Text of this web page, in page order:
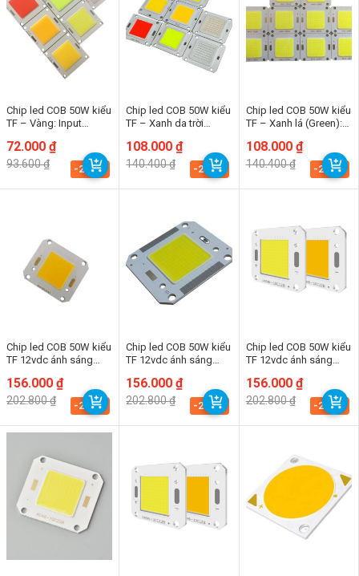
Chip led COB 50W kiểu
TF – Vàng: Input
93.600₫
Giá
gốc
là:
72.000 ₫
Giá
hiện
tại
72.000 ₫.
-23.1%
Chip led COB 50W kiểu
TF – Xanh da trời
140.400₫
Giá
gốc
là:
108.000₫
Giá
hiện
tại
108.000 ₫.
-23.1%
Chip led COB 50W kiểu
TF – Xanh lá (Green):
140.400₫
Giá
gốc
là:
108.000 ₫
Giá
hiện
tại
108.000 ₫.
-23.1%
Chip led COB 50W kiểu
TF 12vdc ánh sáng
202.800₫
Giá
gốc
là:
156.000 ₫
Giá
hiện
tại
156.000 ₫.
-23.1%
Chip led COB 50W kiểu
TF 12vdc ánh sáng
202.800₫
Giá
gốc
là:
156.000₫
Giá
hiện
tại
156.000 ₫.
-23.1%
Chip led COB 50W kiểu
TF 12vdc ánh sáng
202.800₫
Giá
gốc
là:
156.000 ₫
Giá
hiện
tại
156.000 ₫.
-23.1%